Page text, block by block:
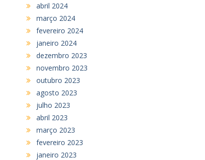
abril 2024
março 2024
fevereiro 2024
janeiro 2024
dezembro 2023
novembro 2023
outubro 2023
agosto 2023
julho 2023
abril 2023
março 2023
fevereiro 2023
janeiro 2023